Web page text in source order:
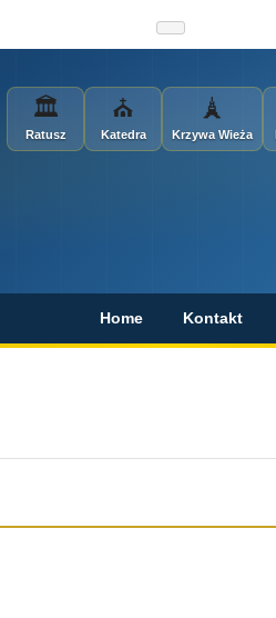
🏛
Ratusz
⛪
Katedra
🗼
Krzywa Wieża
Home Kontakt